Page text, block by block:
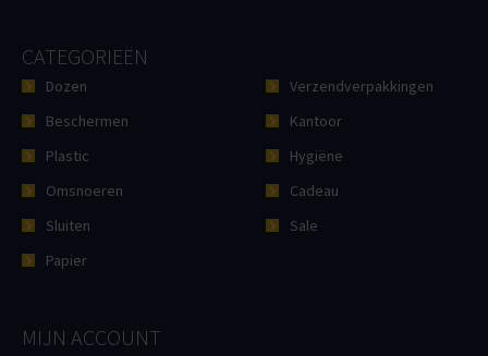
CATEGORIEËN
Dozen
Beschermen
Plastic
Omsnoeren
Sluiten
Papier
Verzendverpakkingen
Kantoor
Hygiëne
Cadeau
Sale
MIJN ACCOUNT